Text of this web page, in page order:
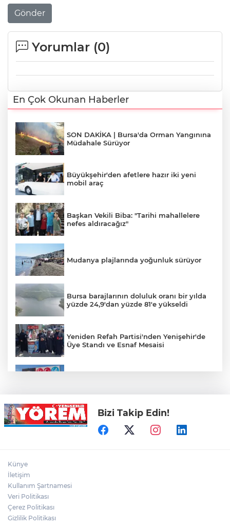
Gönder
Yorumlar (0)
En Çok Okunan Haberler
SON DAKİKA | Bursa'da Orman Yangınına
Müdahale Sürüyor
Büyükşehir'den afetlere hazır iki yeni
mobil araç
Başkan Vekili Biba: "Tarihi mahallelere
nefes aldıracağız"
Mudanya plajlarında yoğunluk sürüyor
Bursa barajlarının doluluk oranı bir yılda
yüzde 24,9'dan yüzde 81'e yükseldi
Yeniden Refah Partisi'nden Yenişehir'de
Üye Standı ve Esnaf Mesaisi
Açıkhava’da ‘cimri’ye alkış yağmuru
Bizi Takip Edin!
Künye
İletişim
Kullanım Şartnamesi
Veri Politikası
Çerez Politikası
Gizlilik Politikası